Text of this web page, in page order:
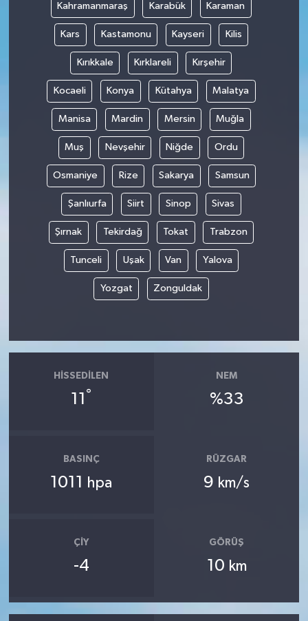
Kahramanmaraş Karabük Karaman
Kars Kastamonu Kayseri Kilis
Kırıkkale Kırklareli Kırşehir
Kocaeli Konya Kütahya Malatya
Manisa Mardin Mersin Muğla
Muş Nevşehir Niğde Ordu
Osmaniye Rize Sakarya Samsun
Şanlıurfa Siirt Sinop Sivas
Şırnak Tekirdağ Tokat Trabzon
Tunceli Uşak Van Yalova
Yozgat Zonguldak
HISSEDILEN
11 °
NEM
%33
BASINÇ
1011 hpa
RÜZGAR
9 km/s
ÇIY
-4
GÖRÜŞ
10 km